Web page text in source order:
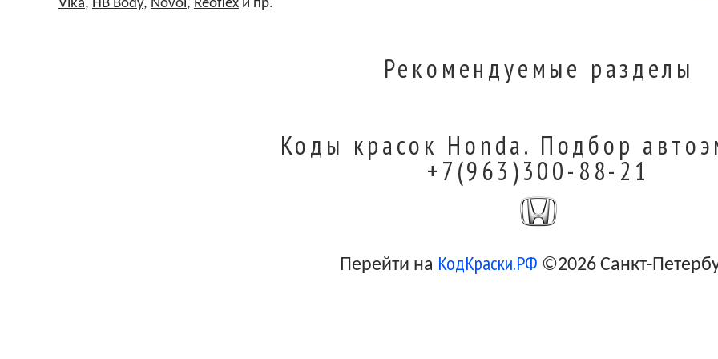
Vika, HB Body, Novol, Reoflexи пр.
Рекомендуемые разделы
Коды красок Honda. Подбор
+7(963)300-88-21
Перейти на КодКраски.РФ ©2026 Санкт-